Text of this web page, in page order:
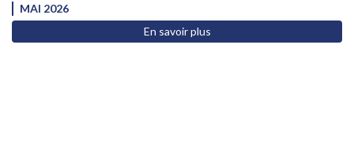
MAI 2026
En savoir plus